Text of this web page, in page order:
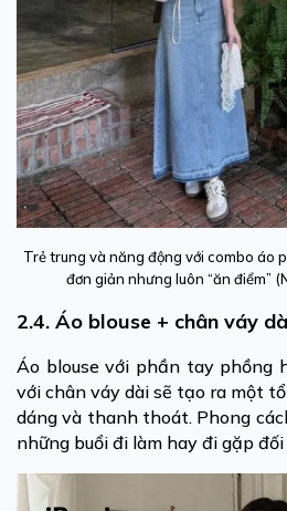
Trẻ trung và năng động với combo áo
đơn giản nhưng luôn “ăn điểm”
2.4. Áo blouse + chân váy
Áo blouse với phần tay phồng
với chân váy dài sẽ tạo ra một
dáng và thanh thoát. Phong
những buổi đi làm hay đi gặp